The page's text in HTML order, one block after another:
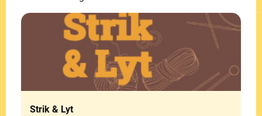
Strik & Lyt